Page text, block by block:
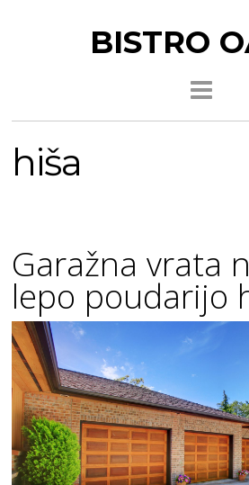
BISTRO
hiša
Garažna vrata
lepo poudarijo